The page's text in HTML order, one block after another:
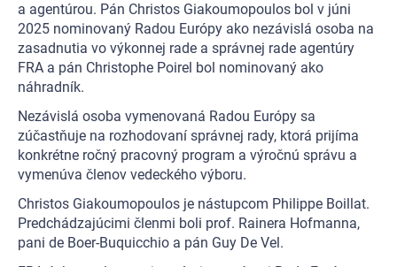
a agentúrou. Pán Christos Giakoumopoulos bol v júni
2025 nominovaný Radou Európy ako nezávislá osoba na
zasadnutia vo výkonnej rade a správnej rade agentúry
FRA a pán Christophe Poirel bol nominovaný ako
náhradník.
Nezávislá osoba vymenovaná Radou Európy sa
zúčastňuje na rozhodovaní správnej rady, ktorá prijíma
konkrétne ročný pracovný program a výročnú správu a
vymenúva členov vedeckého výboru.
Christos Giakoumopoulos je nástupcom Philippe Boillat.
Predchádzajúcimi členmi boli prof. Rainera Hofmanna,
pani de Boer-Buquicchio a pán Guy De Vel.